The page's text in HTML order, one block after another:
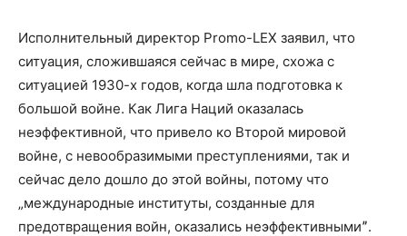
Исполнительный директор Promo-LEX заявил, что
ситуация, сложившаяся сейчас в мире, схожа с
ситуацией 1930-х годов, когда шла подготовка к
большой войне. Как Лига Наций оказалась
неэффективной, что привело ко Второй мировой
войне, с невообразимыми преступлениями, так и
сейчас дело дошло до этой войны, потому что
„международные институты, созданные для
предотвращения войн, оказались неэффективнымиˮ.